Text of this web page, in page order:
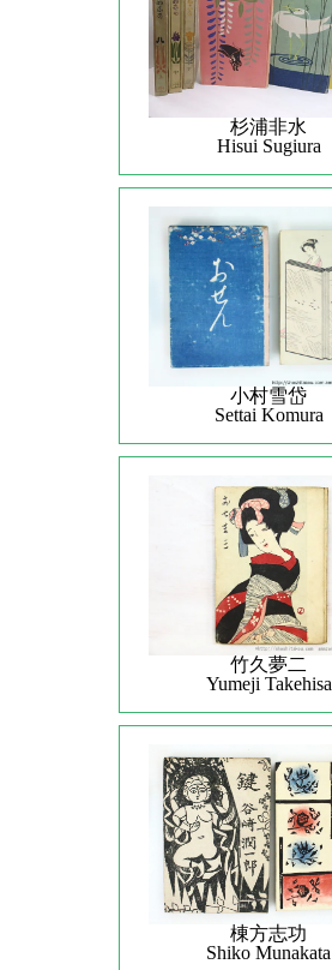
杉浦非水
Hisui Sugiura
小村雪岱
Settai Komura
竹久夢二
Yumeji Takehisa
棟方志功
Shiko Munakata